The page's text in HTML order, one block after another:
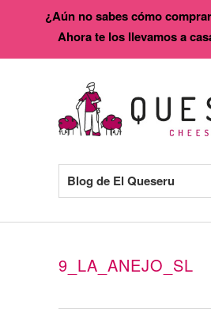
Blog de El Queseru
9_LA_ANEJO_SL
¿Aún no sabes cómo
Ahora te los llevamos a